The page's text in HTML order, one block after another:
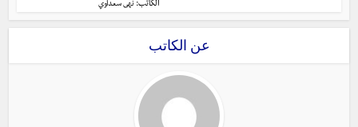
الكاتب: نهى سعداوي
عن الكاتب